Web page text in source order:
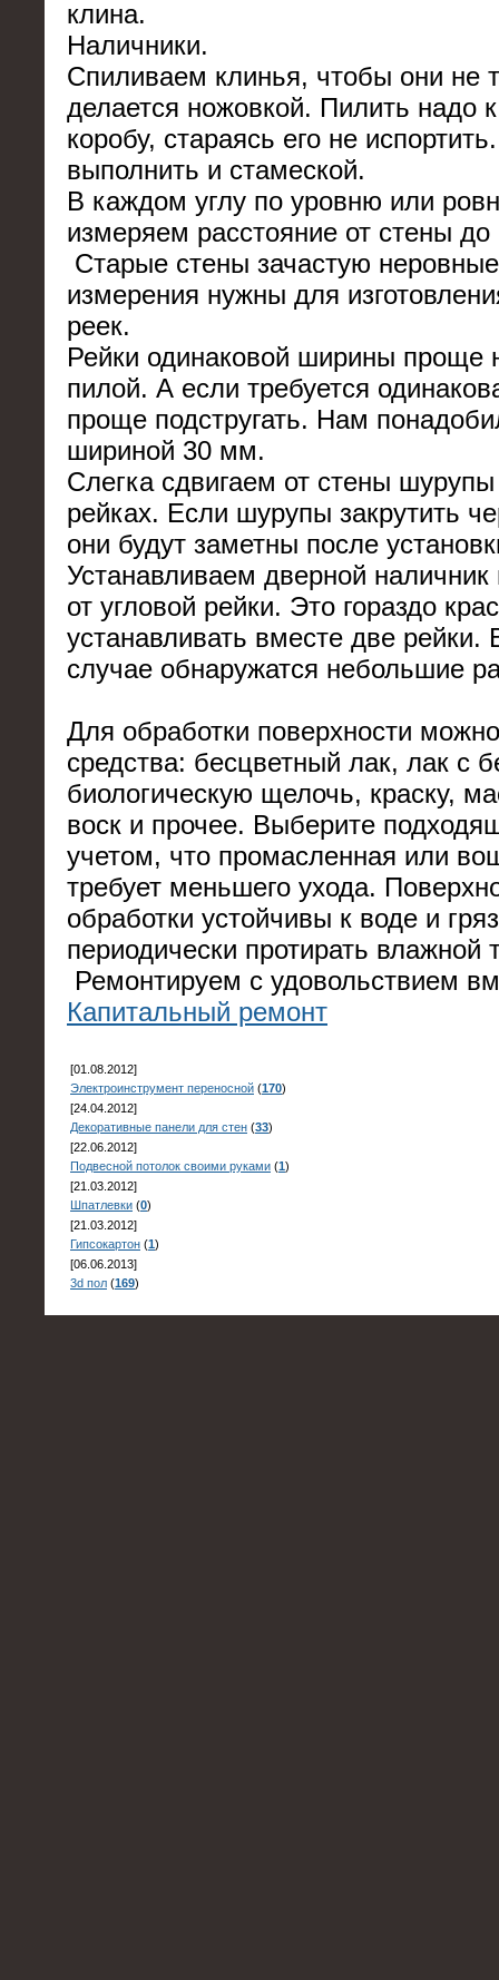
клина.
Наличники.
Спиливаем клинья, чтобы они не
делается ножовкой. Пилить надо
коробу, стараясь его не
выполнить и стамеской.
В каждом углу по уровню или
измеряем расстояние от стены до
Старые стены зачастую
измерения нужны для
реек.
Рейки одинаковой ширины проще
пилой. А если требуется
проще подстругать. Нам
шириной 30 мм.
Слегка сдвигаем от стены
рейках. Если шурупы закрутить
они будут заметны после
Устанавливаем дверной
от угловой рейки. Это гораздо
устанавливать вместе две рейки.
случае обнаружатся небольшие
Для обработки поверхности
средства: бесцветный лак, лак с
биологическую щелочь, краску,
воск и прочее. Выберите
учетом, что промасленная или
требует меньшего ухода.
обработки устойчивы к воде и
периодически протирать влажной
Ремонтируем с удовольствием
Капитальный ремонт
[01.08.2012]
Электроинструмент переносной (170)
[24.04.2012]
Декоративные панели для стен (33)
[22.06.2012]
Подвесной потолок своими руками (1)
[21.03.2012]
Шпатлевки (0)
[21.03.2012]
Гипсокартон (1)
[06.06.2013]
3d пол (169)